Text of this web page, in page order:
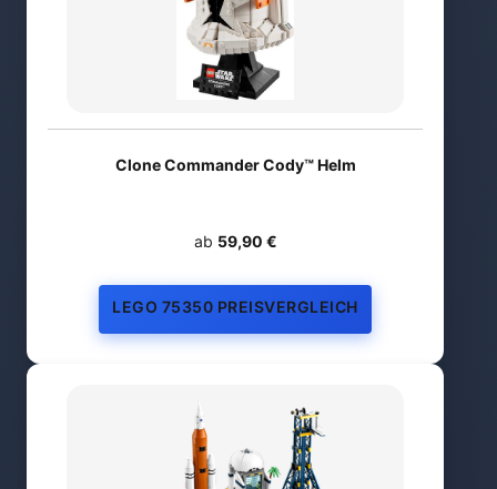
Clone Commander Cody™ Helm
ab 59,90 €
LEGO 75350 PREISVERGLEICH